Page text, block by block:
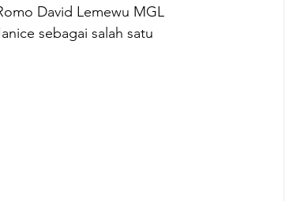
David Lemewu MGL
sebagai salah satu